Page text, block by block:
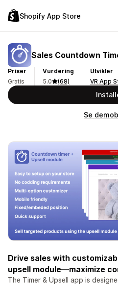
Shopify App Store
Sales Countdown
Priser
Gratis
Vurdering
5.0
(68)
Utvikler
VR App
Se
Drive sales with
upsell module—maximize
The Timer & Upsell app is